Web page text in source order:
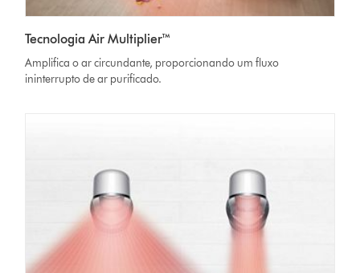
Tecnologia Air Multiplier™
Amplifica o ar circundante, proporcionando um fluxo
ininterrupto de ar purificado.